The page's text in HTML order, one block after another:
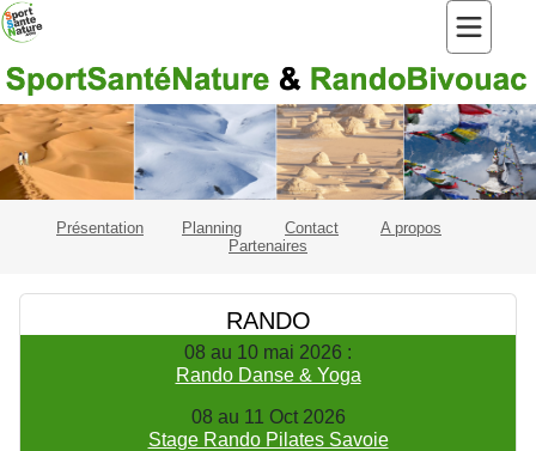
Présentation Planning Contact
A propos
Partenaires
RANDO
08 au 10 mai 2026 :
Rando Danse & Yoga
08 au 11 Oct 2026
Stage Rando Pilates Savoie